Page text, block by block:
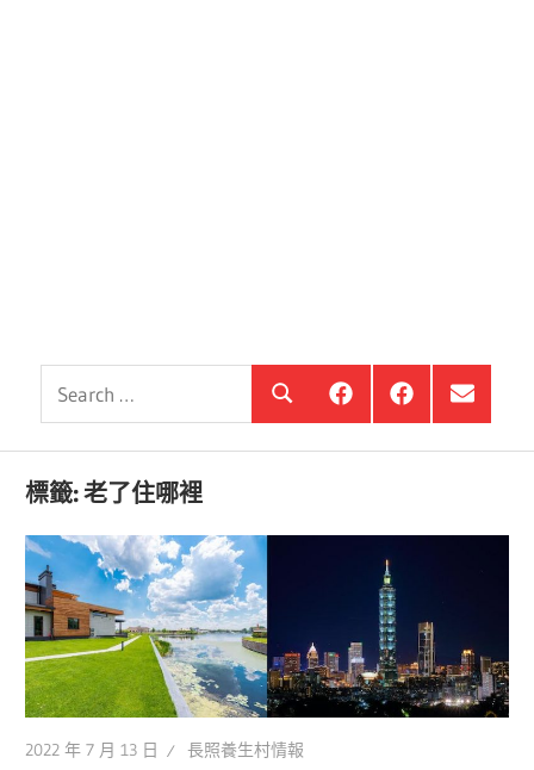
Search
銀
髮
住
宅
投
資
銀
髮,
海
選
單
項
目
標籤:老了住哪裡
2022 年 7 月 13 日 長照養生村情報